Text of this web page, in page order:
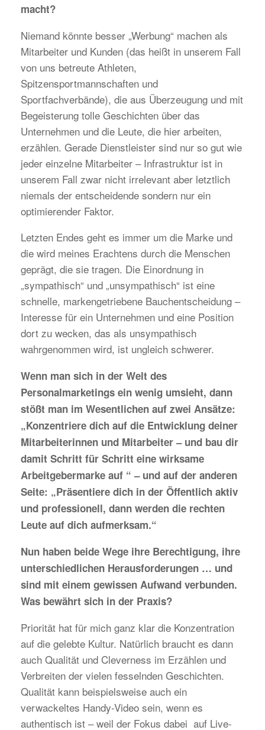
macht?
Niemand könnte besser „Werbung“ machen als
Mitarbeiter und Kunden (das heißt in unserem Fall
von uns betreute Athleten,
Spitzensportmannschaften und
Sportfachverbände), die aus Überzeugung und mit
Begeisterung tolle Geschichten über das
Unternehmen und die Leute, die hier arbeiten,
erzählen. Gerade Dienstleister sind nur so gut wie
jeder einzelne Mitarbeiter – Infrastruktur ist in
unserem Fall zwar nicht irrelevant aber letztlich
niemals der entscheidende sondern nur ein
optimierender Faktor.
Letzten Endes geht es immer um die Marke und
die wird meines Erachtens durch die Menschen
geprägt, die sie tragen. Die Einordnung in
„sympathisch“ und „unsympathisch“ ist eine
schnelle, markengetriebene Bauchentscheidung –
Interesse für ein Unternehmen und eine Position
dort zu wecken, das als unsympathisch
wahrgenommen wird, ist ungleich schwerer.
Wenn man sich in der Welt des
Personalmarketings ein wenig umsieht, dann
stößt man im Wesentlichen auf zwei Ansätze:
„Konzentriere dich auf die Entwicklung deiner
Mitarbeiterinnen und Mitarbeiter – und bau dir
damit Schritt für Schritt eine wirksame
Arbeitgebermarke auf “ – und auf der anderen
Seite: „Präsentiere dich in der Öffentlich aktiv
und professionell, dann werden die rechten
Leute auf dich aufmerksam.“
Nun haben beide Wege ihre Berechtigung, ihre
unterschiedlichen Herausforderungen … und
sind mit einem gewissen Aufwand verbunden.
Was bewährt sich in der Praxis?
Priorität hat für mich ganz klar die Konzentration
auf die gelebte Kultur. Natürlich braucht es dann
auch Qualität und Cleverness im Erzählen und
Verbreiten der vielen fesselnden Geschichten.
Qualität kann beispielsweise auch ein
verwackeltes Handy-Video sein, wenn es
authentisch ist – weil der Fokus dabei auf Live-